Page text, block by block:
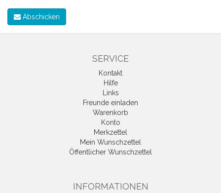
Abschicken
SERVICE
Kontakt
Hilfe
Links
Freunde einladen
Warenkorb
Konto
Merkzettel
Mein Wunschzettel
Öffentlicher Wunschzettel
INFORMATIONEN